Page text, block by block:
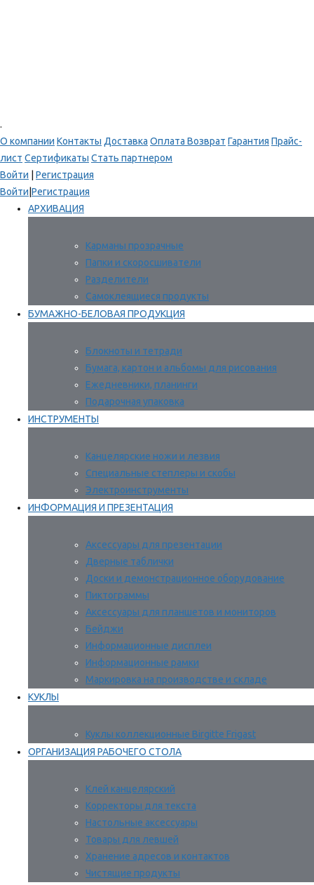
.
О компании Контакты Доставка Оплата Возврат Гарантия Прайс-
лист Сертификаты Стать партнером
Войти
Регистрация
Войти Регистрация
АРХИВАЦИЯ
Карманы прозрачные
Папки и скоросшиватели
Разделители
Самоклеящиеся продукты
БУМАЖНО-БЕЛОВАЯ ПРОДУКЦИЯ
Блокноты и тетради
Бумага, картон и альбомы для рисования
Ежедневники, планинги
Подарочная упаковка
ИНСТРУМЕНТЫ
Канцелярские ножи и лезвия
Специальные степлеры и скобы
Электроинструменты
ИНФОРМАЦИЯ И ПРЕЗЕНТАЦИЯ
Аксессуары для презентации
Дверные таблички
Доски и демонстрационное оборудование
Пиктограммы
Аксессуары для планшетов и мониторов
Бейджи
Информационные дисплеи
Информационные рамки
Маркировка на производстве и складе
КУКЛЫ
Куклы коллекционные Birgitte Frigast
ОРГАНИЗАЦИЯ РАБОЧЕГО СТОЛА
Клей канцелярский
Корректоры для текста
Настольные аксессуары
Товары для левшей
Хранение адресов и контактов
Чистящие продукты